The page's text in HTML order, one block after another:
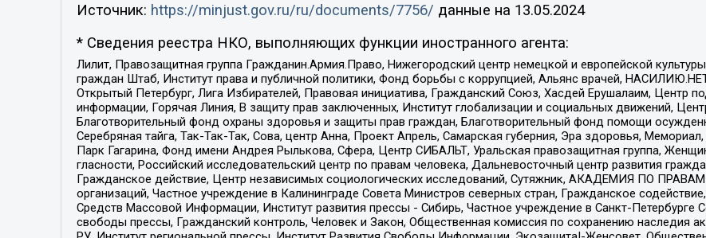
Источник: https://minjust.gov.ru/ru/documents/7756/ данные на 13.05.2024
* Сведения реестра НКО, выполняющих функции иностранного агента:
Лилит, Правозащитная группа Гражданин.Армия.Право, Нижегородский центр немецкой и европейской
граждан Штаб, Институт права и публичной политики, Фонд борьбы с коррупцией, Альянс врачей,
Открытый Петербург, Лига Избирателей, Правовая инициатива, Гражданский Союз, Хасдей Ерушалаим, Центр
информации, Горячая Линия, В защиту прав заключенных, Институт глобализации и социальных движений,
Благотворительный фонд охраны здоровья и защиты прав граждан, Благотворительный фонд помощи
Серебряная тайга, Так-Так-Так, Сова, центр Анна, Проект Апрель, Самарская губерния, Эра здоровья,
Парк Гагарина, Фонд имени Андрея Рылькова, Сфера, Центр СИБАЛЬТ, Уральская правозащитная группа,
гласности, Российский исследовательский центр по правам человека, Дальневосточный центр развития
Гражданское действие, Центр независимых социологических исследований, Сутяжник, АКАДЕМИЯ ПО
организаций, Частное учреждение в Калининграде Совета Министров северных стран, Гражданское
Средств Массовой Информации, Институт развития прессы - Сибирь, Частное учреждение в Санкт-
свободы прессы, Гражданский контроль, Человек и Закон, Общественная комиссия по сохранению наследия